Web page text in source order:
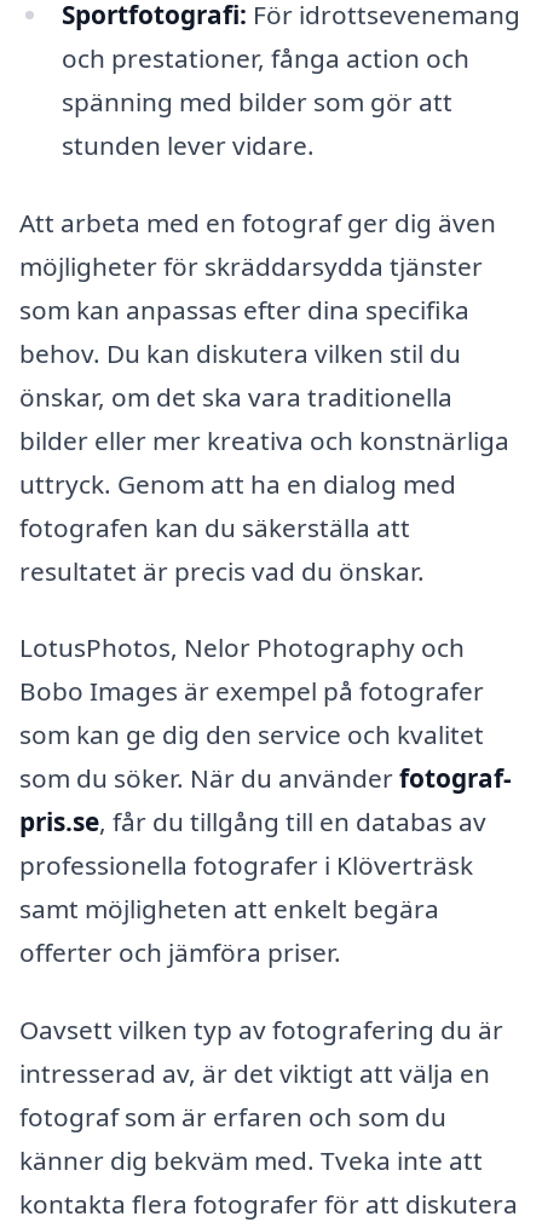
Sportfotografi: För idrottsevenemang
och prestationer, fånga action och
spänning med bilder som gör att
stunden lever vidare.
Att arbeta med en fotograf ger dig även
möjligheter för skräddarsydda tjänster
som kan anpassas efter dina specifika
behov. Du kan diskutera vilken stil du
önskar, om det ska vara traditionella
bilder eller mer kreativa och konstnärliga
uttryck. Genom att ha en dialog med
fotografen kan du säkerställa att
resultatet är precis vad du önskar.
LotusPhotos, Nelor Photography och
Bobo Images är exempel på fotografer
som kan ge dig den service och kvalitet
som du söker. När du använderfotograf-
pris.se, får du tillgång till en databas av
professionella fotografer i Klöverträsk
samt möjligheten att enkelt begära
offerter och jämföra priser.
Oavsett vilken typ av fotografering du är
intresserad av, är det viktigt att välja en
fotograf som är erfaren och som du
känner dig bekväm med. Tveka inte att
kontakta flera fotografer för att diskutera